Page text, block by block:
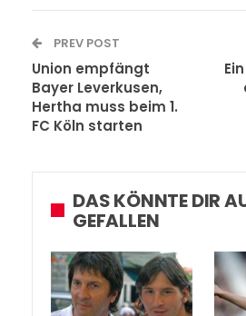
PREV POST
Union empfängt
Bayer Leverkusen,
Hertha muss beim 1.
FC Köln starten
DAS KÖNNTE DIR
GEFALLEN